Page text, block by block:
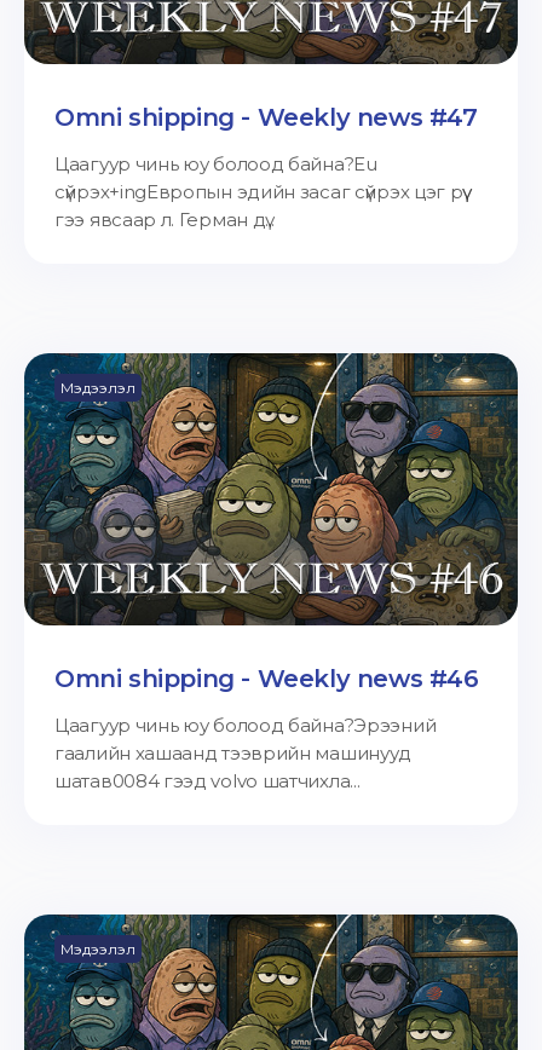
Omni shipping - Weekly news #47
Цаагуур чинь юу болоод байна?Eu
сүйрэх+ingЕвропын эдийн засаг сүйрэх цэг рүү
гээ явсаар л. Герман дү...
Мэдээлэл
Omni shipping - Weekly news #46
Цаагуур чинь юу болоод байна?Эрээний
гаалийн хашаанд тээврийн машинууд
шатав0084 гээд volvo шатчихла...
Мэдээлэл